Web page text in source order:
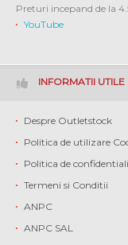
Preturi incepand de la
YouTube
INFORMATII UTILE
Despre Outletstock
Politica de utilizare
Politica de
Termeni si Conditii
ANPC
ANPC SAL